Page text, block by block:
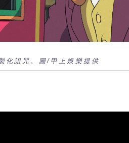
化詛咒。圖/甲上娛樂提供